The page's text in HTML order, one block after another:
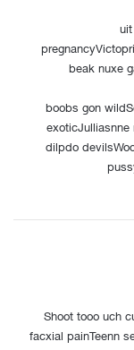
beak nuxe
boobs gon
dilpdo
Shoot tooo uch
facxial painTeenn